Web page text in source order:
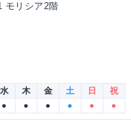
モリシア2階
水 木 金 土 日
祝
● ● ● ● ● ●